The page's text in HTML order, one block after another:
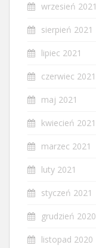
wrzesień 2021
sierpień 2021
lipiec 2021
czerwiec 2021
maj 2021
kwiecień 2021
marzec 2021
luty 2021
styczeń 2021
grudzień 2020
listopad 2020